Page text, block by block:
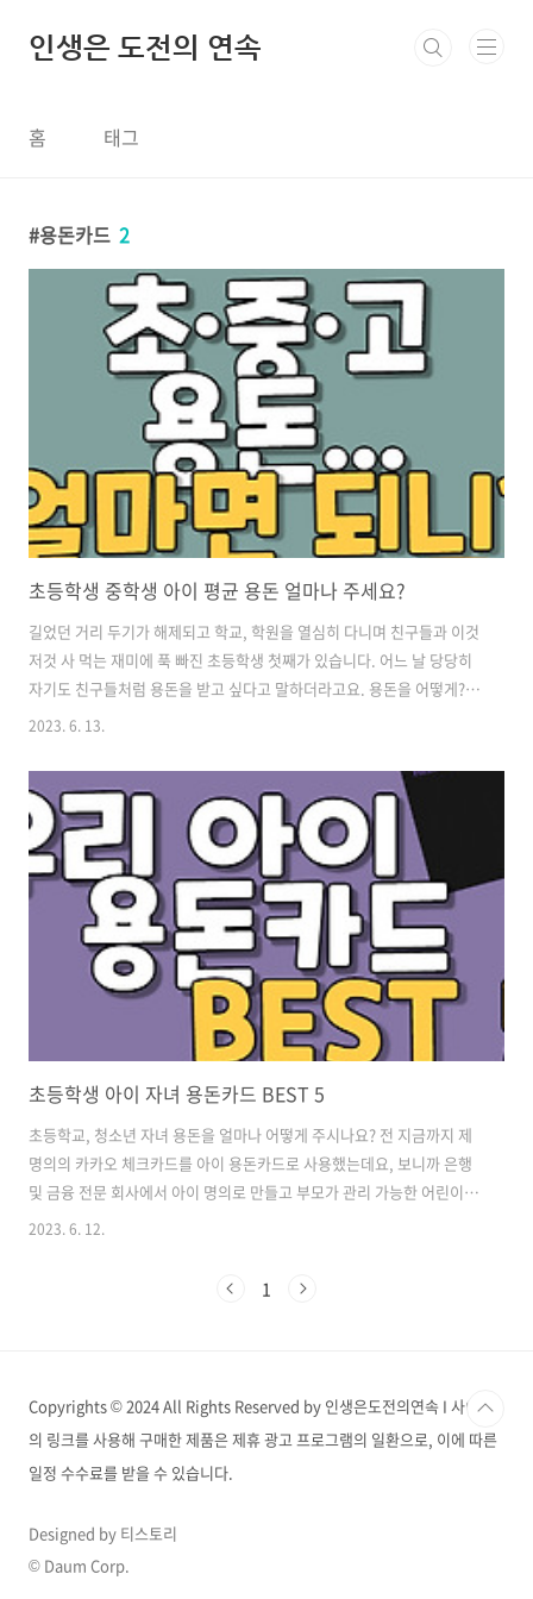
인생은 도전의 연속
홈 태그
용돈카드 2
초등학생 중학생 아이 평균 용돈 얼마나 주세요?
길었던 거리 두기가 해제되고 학교, 학원을 열심히 다니며 친구들과 이것
저것 사 먹는 재미에 푹 빠진 초등학생 첫째가 있습니다. 어느 날 당당히
자기도 친구들처럼 용돈을 받고 싶다고 말하더라고요. 용돈을 어떻게?
얼마나 줘야 할까? 고민하고 찾아보다가 재밌는 통계를 발견했습니다.
가 적당한가요? 퍼핀의 용돈통계 지난 포스팅에서 용돈카드 조사를 하다
가 퍼핀이라는 업체를 알게되었습니다. 용돈 교육을 목적으로 제작한 자
녀용돈관리 서비스를 제공하는 회사인데요, 서비스를 제공하면서 퍼핀
을 이용하는 사용자들의 데이터를 바탕으로 용돈에 대한 통계를 발표했
습니다. ▼ 요즘은 엄마들이 현금 대신 카드로 용돈을 준다고 합니다. -
초등학생 아이 자녀 용돈..
2023. 6. 13.
초등학생 아이 자녀 용돈카드 BEST 5
초등학교, 청소년 자녀 용돈을 얼마나 어떻게 주시나요? 전 지금까지 제
명의의 카카오 체크카드를 아이 용돈카드로 사용했는데요, 보니까 은행
및 금융 전문 회사에서 아이 명의로 만들고 부모가 관리 가능한 어린이
용돈카드 서비스를 다양하게 제공하고 있었습니다. 그래서 찾아보고 작
BEST 5. 자녀 용돈카드 궁금한데 시간 아끼시고 싶은 분들은 아래 내용
아이쿠카 (..
2023. 6. 12.
1
Copyrights © 2024 All Rights Reserved by 인생은도전의연속 I 사이트
의 링크를 사용해 구매한 제품은 제휴 광고 프로그램의 일환으로, 이에 따른
일정 수수료를 받을 수 있습니다.
Designed by 티스토리
© Daum Corp.